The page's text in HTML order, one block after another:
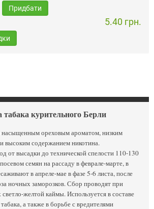
Придбати
5.40 грн.
табака курительного Берли
ореховым ароматом, низким
высоким содержанием никотина.
от высадки до технической спелости 110-130
семян на рассаду в феврале-марте, в
в апреле-мае в фазе 5-6 листа, после
ночных заморозков. Сбор проводят при
желтой каймы. Используется в составе
а также в борьбе с вредителями